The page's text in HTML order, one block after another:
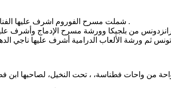
شملت مسرح الفوروم اشرف عليها الفنان العراقي فاروق صبري المقيم بنيوزيلاندا وقدم عرض من مخرجات الورشة بساحة مدرسة النجاح .
من بلجيكا وورشة مسرح الإدماج وأشرف
من واحات فطناسة، ، تحت النخيل، لصاحبها